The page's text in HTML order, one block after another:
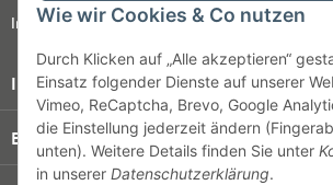
Wie wir Cookies & Co nutzen
Durch Klicken auf „Alle akzeptieren“
Einsatz folgender Dienste auf unserer
Vimeo, ReCaptcha, Brevo, Google
die Einstellung jederzeit ändern
unten). Weitere Details finden Sie unter
in unserer Datenschutzerklärung.
Impressum
Informationen
Bezahlung & Versand